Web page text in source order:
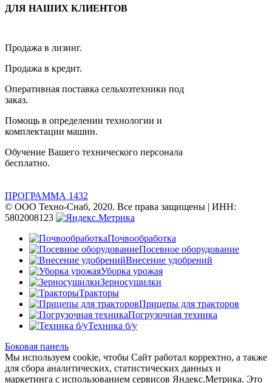
ДЛЯ НАШИХ КЛИЕНТОВ
Продажа в лизинг.
Продажа в кредит.
Оперативная поставка сельхозтехники под
заказ.
Помощь в определении технологии и
комплектации машин.
Обучение Вашего технического персонала
бесплатно.
ПРОГРАММА 1432
© ООО Техно-Снаб, 2020. Все права защищены | ИНН:
5802008123
Почвообработка
Посевное оборудование
Внесение удобрений
Уборка урожая
Зерносушилки
Тракторы
Прицепы для тракторов
Погрузочная техника
Техника б/у
Боковая панель
Мы используем cookie, чтобы Сайт работал корректно, а также
для сбора аналитических, статистических данных и
маркетинга с использованием сервисов Яндекс.Метрика. Это